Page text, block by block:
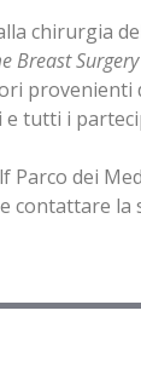
chirurgia
Breast
provenienti
tutti i
dei
contattare